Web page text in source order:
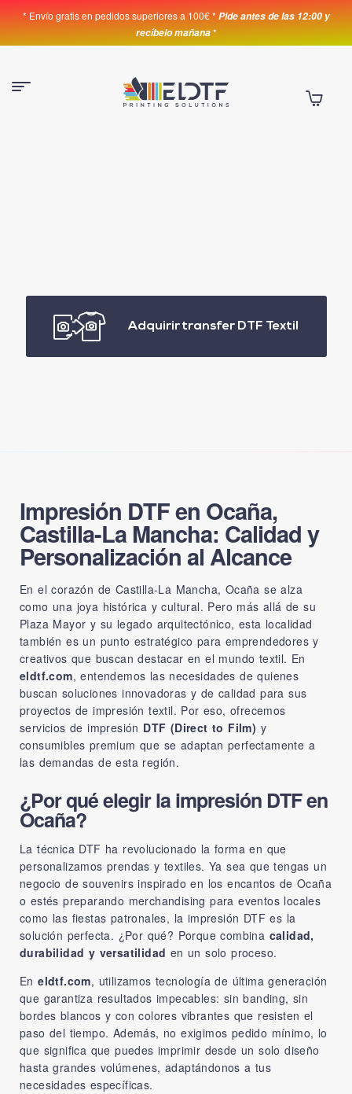
* Envío gratis en pedidos superiores a 100€ * Pide antes de las 12:00 y
recíbelo mañana*
Adquirir transfer DTF Textil
Impresión DTF en Ocaña,
Castilla-La Mancha: Calidad y
Personalización al Alcance
En el corazón de Castilla-La Mancha, Ocaña se alza
como una joya histórica y cultural. Pero más allá de su
Plaza Mayor y su legado arquitectónico, esta localidad
también es un punto estratégico para emprendedores y
creativos que buscan destacar en el mundo textil. En
eldtf.com, entendemos las necesidades de quienes
buscan soluciones innovadoras y de calidad para sus
proyectos de impresión textil. Por eso, ofrecemos
servicios de impresión DTF (Direct to Film) y
consumibles premium que se adaptan perfectamente a
las demandas de esta región.
¿Por qué elegir la impresión DTF en
Ocaña?
La técnica DTF ha revolucionado la forma en que
personalizamos prendas y textiles. Ya sea que tengas un
negocio de souvenirs inspirado en los encantos de Ocaña
o estés preparando merchandising para eventos locales
como las fiestas patronales, la impresión DTF es la
solución perfecta. ¿Por qué? Porque combina calidad,
durabilidad y versatilidad en un solo proceso.
Eneldtf.com, utilizamos tecnología de última generación
que garantiza resultados impecables: sin banding, sin
bordes blancos y con colores vibrantes que resisten el
paso del tiempo. Además, no exigimos pedido mínimo, lo
que significa que puedes imprimir desde un solo diseño
hasta grandes volúmenes, adaptándonos a tus
necesidades específicas.